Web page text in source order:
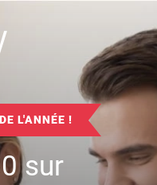
L'ANNÉE !
sur